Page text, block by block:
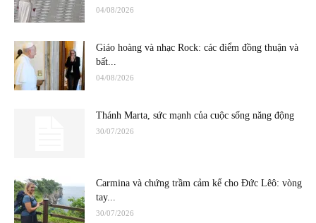
04/08/2026
Giáo hoàng và nhạc Rock: các điểm đồng thuận và
bất...
04/08/2026
Thánh Marta, sức mạnh của cuộc sống năng động
30/07/2026
Carmina và chứng trầm cảm kể cho Đức Lêô: vòng
tay...
30/07/2026